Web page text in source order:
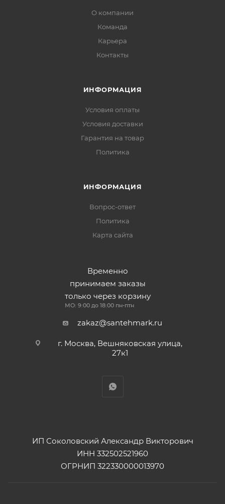
О компании
Команда
Карьера
Контакты
ИНФОРМАЦИЯ
Условия оплаты
Условия доставки
Гарантия на товар
Политика
ИНФОРМАЦИЯ
Вопрос-ответ
Политика
Карта сайта
Временно
принимаем заказы
только через корзину
МО: 9:00 до 18:00 пн-птн
zakaz@santehmark.ru
г. Москва, Вешняковская улица,
27к1
ИП Соколовский Александр Викторович
ИНН 332502521960
ОГРНИП 322330000013970